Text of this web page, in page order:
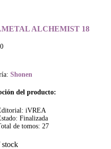
ALCHEMIST 18
Shonen
del producto:
iVREA
Finalizada
de tomos: 27